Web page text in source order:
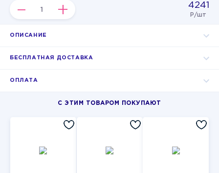
– + 4241
Р/шт
ОПИСАНИЕ
БЕСПЛАТНАЯ ДОСТАВКА
ОПЛАТА
С ЭТИМ ТОВАРОМ ПОКУПАЮТ